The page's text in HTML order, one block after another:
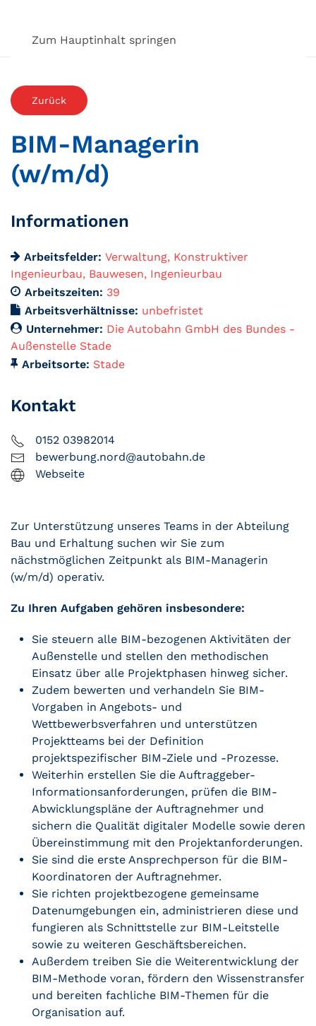
Zum Hauptinhalt springen
Zurück
BIM-Managerin
(w/m/d)
Informationen
Arbeitsfelder: Verwaltung Konstruktiver
Ingenieurbau Bauwesen Ingenieurbau
Arbeitszeiten: 39
Arbeitsverhältnisse: unbefristet
Unternehmer: Die Autobahn GmbH des Bundes -
Außenstelle Stade
Arbeitsorte: Stade
Kontakt
0152 03982014
bewerbung.nord@autobahn.de
Webseite
Zur Unterstützung unseres Teams in der Abteilung
Bau und Erhaltung suchen wir Sie zum
nächstmöglichen Zeitpunkt als BIM-Managerin
(w/m/d) operativ.
Zu Ihren Aufgaben gehören insbesondere:
Sie steuern alle BIM-bezogenen Aktivitäten der
Außenstelle und stellen den methodischen
Einsatz über alle Projektphasen hinweg sicher.
Zudem bewerten und verhandeln Sie BIM-
Vorgaben in Angebots- und
Wettbewerbsverfahren und unterstützen
Projektteams bei der Definition
projektspezifischer BIM-Ziele und -Prozesse.
Weiterhin erstellen Sie die Auftraggeber-
Informationsanforderungen, prüfen die BIM-
Abwicklungspläne der Auftragnehmer und
sichern die Qualität digitaler Modelle sowie deren
Übereinstimmung mit den Projektanforderungen.
Sie sind die erste Ansprechperson für die BIM-
Koordinatoren der Auftragnehmer.
Sie richten projektbezogene gemeinsame
Datenumgebungen ein, administrieren diese und
fungieren als Schnittstelle zur BIM-Leitstelle
sowie zu weiteren Geschäftsbereichen.
Außerdem treiben Sie die Weiterentwicklung der
BIM-Methode voran, fördern den Wissenstransfer
und bereiten fachliche BIM-Themen für die
Organisation auf.